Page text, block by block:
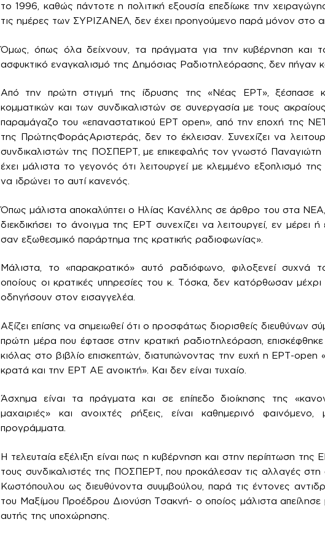
το 1996, καθώς πάντοτε η πολιτική εξουσία επεδίωκε την
τις ημέρες των ΣΥΡΙΖΑΝΕΛ, δεν έχει προηγούμενο παρά μόνον στο
Όμως, όπως όλα δείχνουν, τα πράγματα για την κυβέρνηση και το
ασφυκτικό εναγκαλισμό της Δημόσιας Ραδιοτηλεόρασης, δεν πήγαν
Από την πρώτη στιγμή της ίδρυσης της «Νέας ΕΡΤ», ξέσπασε
κομματικών και των συνδικαλιστών σε συνεργασία με τους
παραμάγαζο του «επαναστατικού EPT open», από την εποχή της
της ΠρώτηςΦοράςΑριστεράς, δεν το έκλεισαν. Συνεχίζει να
συνδικαλιστών της ΠΟΣΠΕΡΤ, με επικεφαλής τον γνωστό Παναγιώτη
έχει μάλιστα το γεγονός ότι λειτουργεί με κλεμμένο εξοπλισμό
να ιδρώνει το αυτί κανενός.
Όπως μάλιστα αποκαλύπτει ο Ηλίας Κανέλλης σε άρθρο του στα
διεκδικήσει το άνοιγμα της ΕΡΤ συνεχίζει να λειτουργεί, εν
σαν εξωθεσμικό παράρτημα της κρατικής ραδιοφωνίας».
Μάλιστα, το «παρακρατικό» αυτό ραδιόφωνο, φιλοξενεί συχνά
οποίους οι κρατικές υπηρεσίες του κ. Τόσκα, δεν κατόρθωσαν
οδηγήσουν στον εισαγγελέα.
Αξίζει επίσης να σημειωθεί ότι ο προσφάτως διορισθείς διευθύνων
πρώτη μέρα που έφτασε στην κρατική ραδιοτηλεόραση,
κιόλας στο βιβλίο επισκεπτών, διατυπώνοντας την ευχή η EΡΤ-open
κρατά και την ΕΡΤ ΑΕ ανοικτή». Και δεν είναι τυχαίο.
Άσχημα είναι τα πράγματα και σε επίπεδο διοίκησης της
μαχαιριές» και ανοιχτές ρήξεις, είναι καθημερινό
προγράμματα.
Η τελευταία εξέλιξη είναι πως η κυβέρνηση και στην περίπτωση
τους συνδικαλιστές της ΠΟΣΠΕΡΤ, που προκάλεσαν τις αλλαγές στη
Κωστόπουλου ως διευθύνοντα συυμβούλου, παρά τις έντονες
του Μαξίμου Προέδρου Διονύση Τσακνή- ο οποίος μάλιστα απείλησε
αυτής της υποχώρησης.